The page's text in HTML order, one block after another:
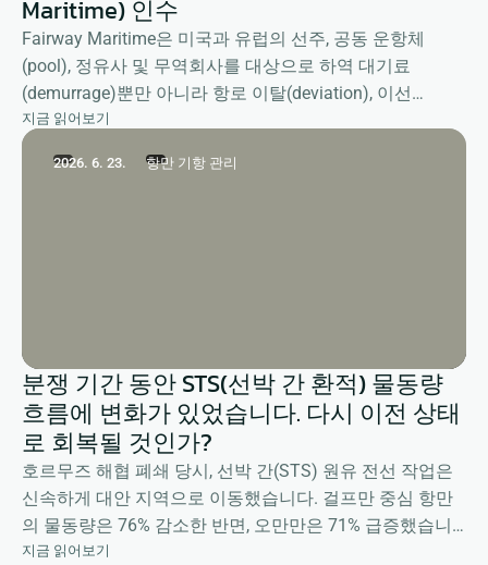
Maritime) 인수
Fairway Maritime은 미국과 유럽의 선주, 공동 운항체
(pool), 정유사 및 무역회사를 대상으로 하역 대기료
(demurrage)뿐만 아니라 항로 이탈(deviation), 이선
(shifting), 계류(detention) 등 대선 관련 보상 청구를 포함
한 포괄적인 클레임 관리 서비스를 제공합니다.
지금 읽어보기
2026. 6. 23. 항만 기항 관리
분쟁 기간 동안 STS(선박 간 환적) 물동량
흐름에 변화가 있었습니다. 다시 이전 상태
로 회복될 것인가?
호르무즈 해협 폐쇄 당시, 선박 간(STS) 원유 전선 작업은
신속하게 대안 지역으로 이동했습니다. 걸프만 중심 항만
의 물동량은 76% 감소한 반면, 오만만은 71% 급증했습니
다. 당시의 상황과 향후 전망에 대한 마커라(Marcura)의 정
지금 읽어보기